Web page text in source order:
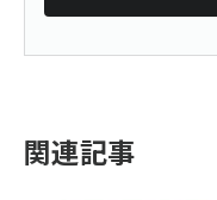
関連記事